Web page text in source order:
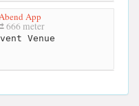
App
666 meter
Venue